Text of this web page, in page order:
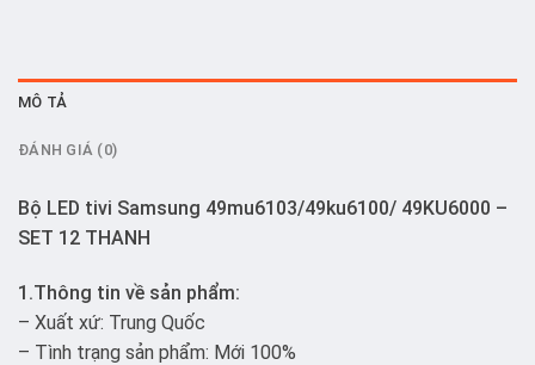
MÔ TẢ
ĐÁNH GIÁ (0)
Bộ LED tivi Samsung 49mu6103/49ku6100/ 49KU6000 –
SET 12 THANH
1.Thông tin về sản phẩm:
– Xuất xứ: Trung Quốc
– Tình trạng sản phẩm: Mới 100%